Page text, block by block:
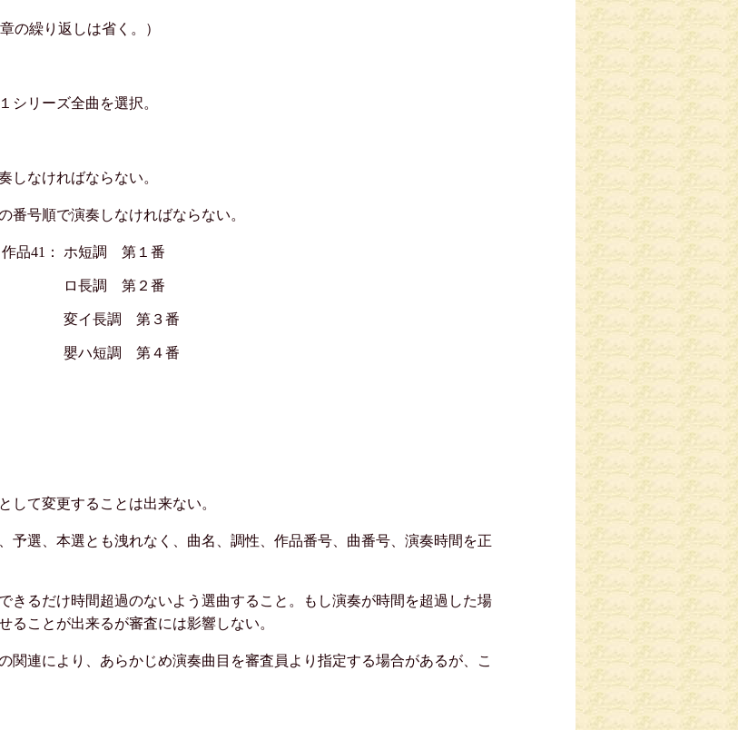
の繰り返しは省く。）
シリーズ全曲を選択。
しなければならない。
番号順で演奏しなければならない。
作品41： ホ短調 第１番
ロ長調 第２番
変イ長調 第３番
嬰ハ短調 第４番
して変更することは出来ない。
予選、本選とも洩れなく、曲名、調性、作品番号、曲番号、演奏時間を正
きるだけ時間超過のないよう選曲すること。もし演奏が時間を超過した場
ることが出来るが審査には影響しない。
関連により、あらかじめ演奏曲目を審査員より指定する場合があるが、こ